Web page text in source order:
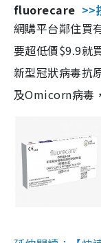
fluorecare >>
網購平台鄰住買
要超低價$9.9就
新型冠狀病毒抗
及Omicorn病毒